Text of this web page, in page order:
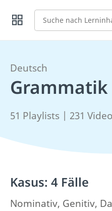
Suche
Deutsch
Grammatik
51 Playlists | 231
Kasus: 4 Fälle
Nominativ, Genitiv,